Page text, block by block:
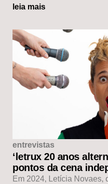
leia mais
entrevistas
‘letrux 20 anos
pontos da cena
Em 2024, Letícia Novaes,